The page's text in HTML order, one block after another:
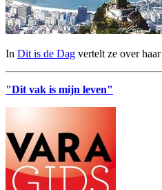
In Dit is de Dag vertelt ze over haar
"Dit vak is mijn leven"